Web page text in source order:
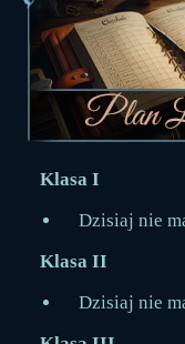
Klasa I
Dzisiaj nie
Klasa II
Dzisiaj nie